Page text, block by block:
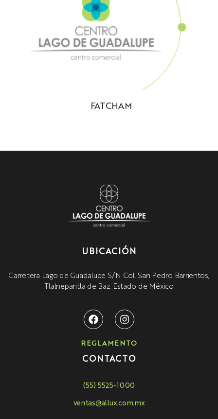
FATCHAM
UBICACIÓN
Carretera Lago de Guadalupe S/N Col. San Pedro Barrientos,
Tlalnepantla de Baz. Estado de México
REGLAMENTO
CONTACTO
(55) 5525-1000
ventas@allux.com.mx